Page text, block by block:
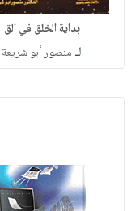
بداية الخلق في الق
لـ منصور أبو شريعة